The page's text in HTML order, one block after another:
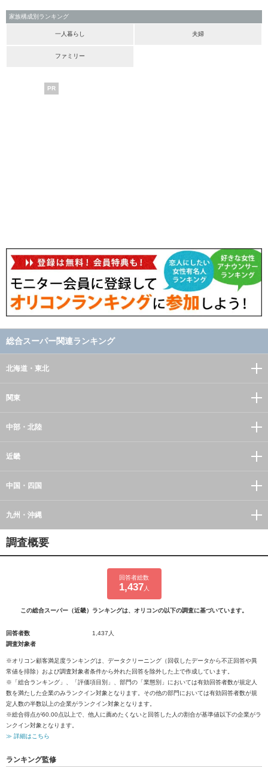
家族構成別ランキング
一人暮らし 夫婦
ファミリー
PR
総合スーパー関連ランキング
北海道・東北
関東
中部・北陸
近畿
中国・四国
九州・沖縄
調査概要
回答者総数
1,437 人
この総合スーパー（近畿）ランキングは、オリコンの以下の調査に基づいています。
回答者数
1,437人
調査対象者
※オリコン顧客満足度ランキングは、データクリーニング（回収したデータから不正回答や異
常値を排除）および調査対象者条件から外れた回答を除外した上で作成しています。
※「総合ランキング」、「評価項目別」、部門の「業態別」においては有効回答者数が規定人
数を満たした企業のみランクイン対象となります。その他の部門においては有効回答者数が規
定人数の半数以上の企業がランクイン対象となります。
※総合得点が60.00点以上で、他人に薦めたくないと回答した人の割合が基準値以下の企業がラ
ンクイン対象となります。
≫ 詳細はこちら
ランキング監修